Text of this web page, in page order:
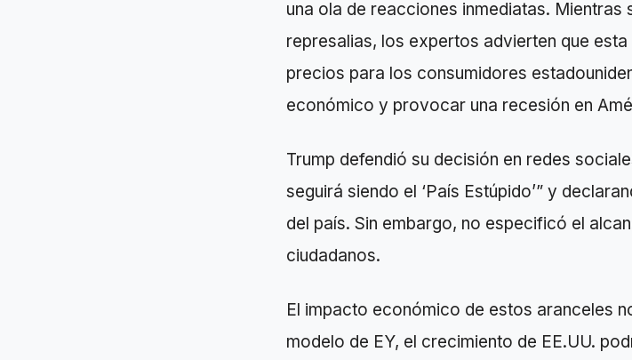
una ola de reacciones inmediatas.
represalias, los expertos advierten que
precios para los consumidores
económico y provocar una recesión en
Trump defendió su decisión en redes
seguirá siendo el ‘País Estúpido’” y
del país. Sin embargo, no especificó el
ciudadanos.
El impacto económico de estos aranceles
modelo de EY, el crecimiento de EE.UU.